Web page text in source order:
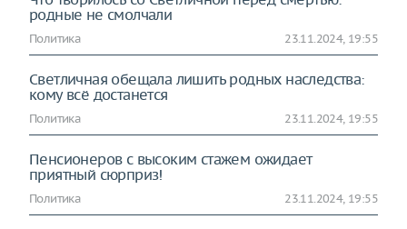
родные не смолчали
Политика 23.11.2024, 19:55
Светличная обещала лишить родных наследства:
кому всё достанется
Политика 23.11.2024, 19:55
Пенсионеров с высоким стажем ожидает
приятный сюрприз!
Политика 23.11.2024, 19:55